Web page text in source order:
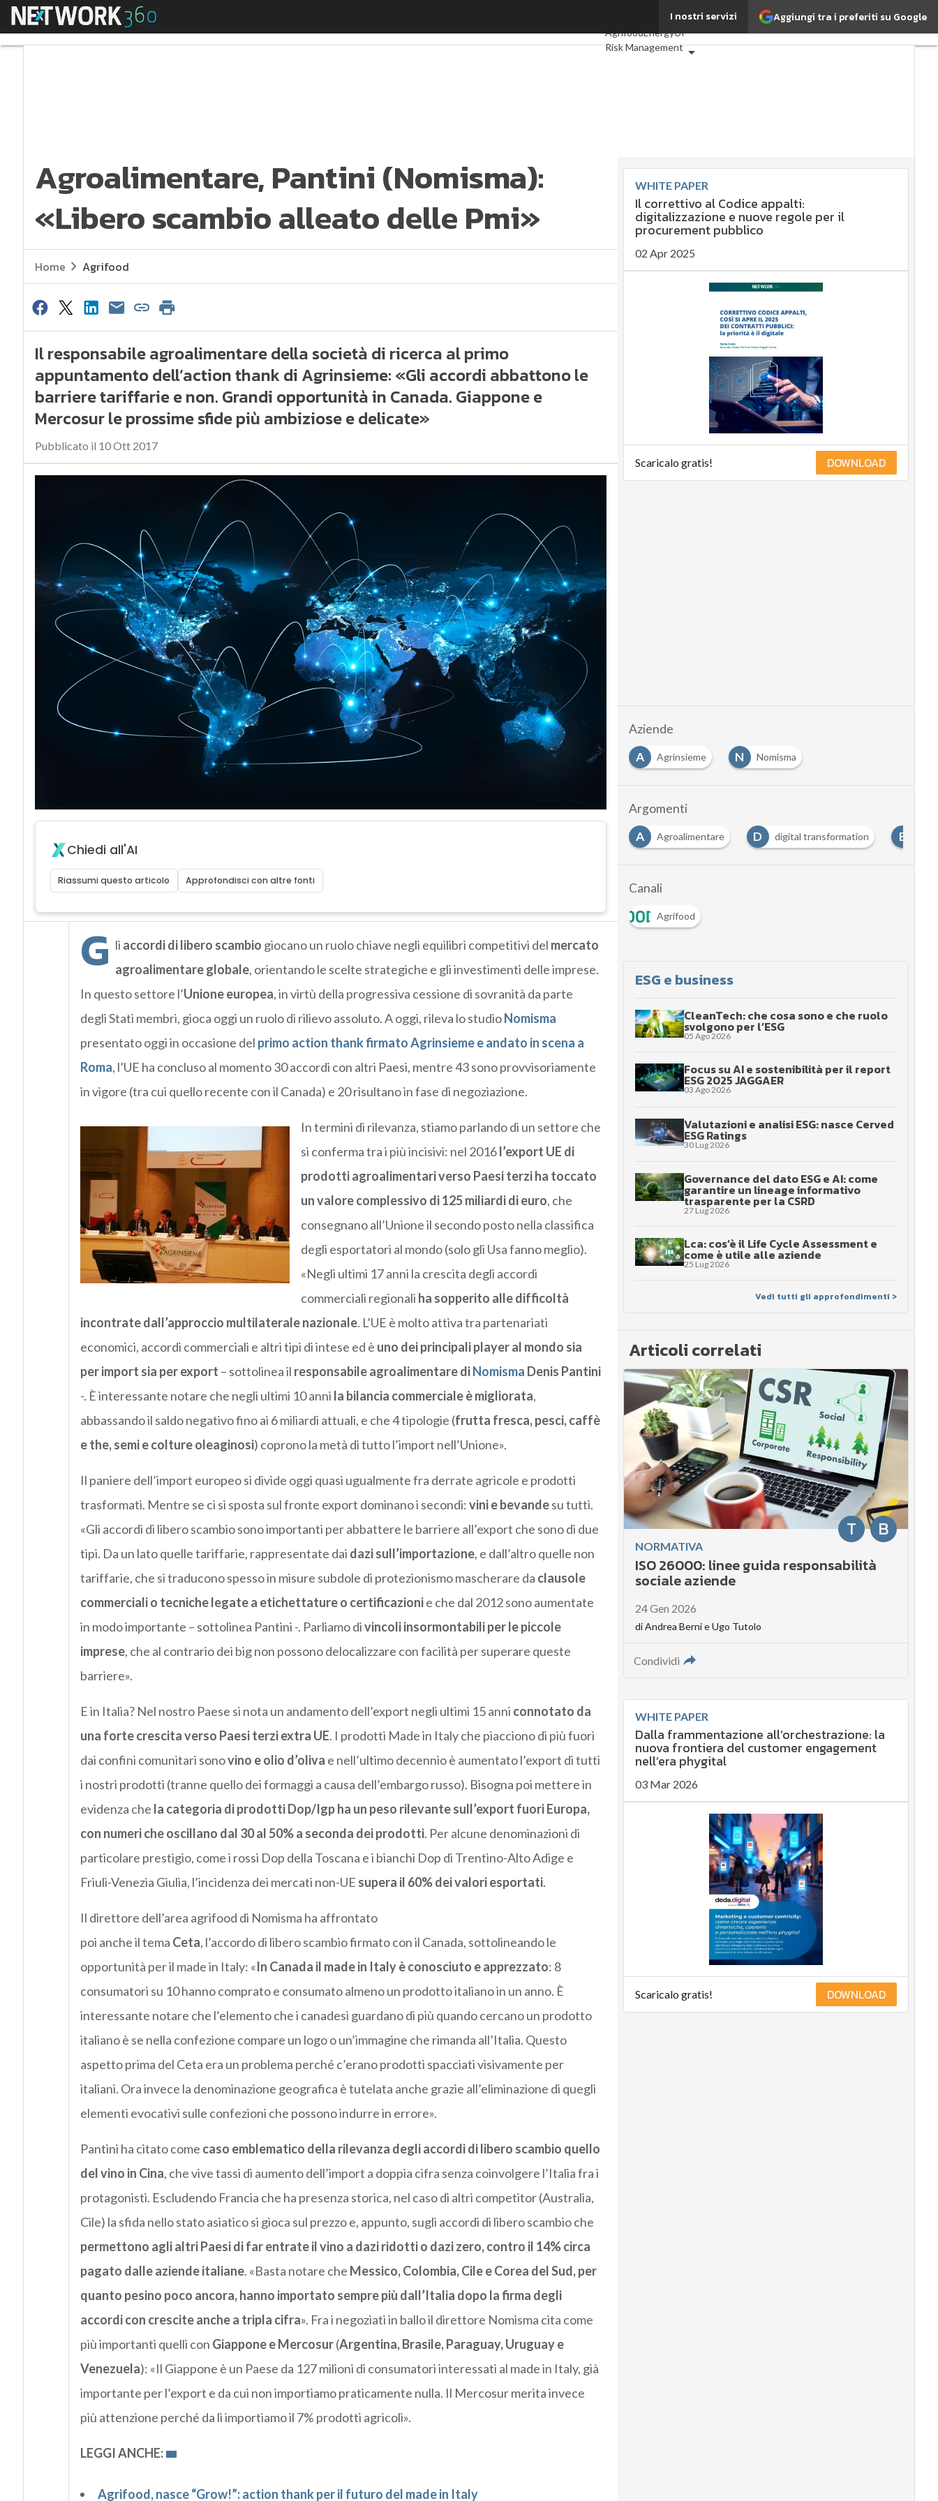
Aggiungi tra i preferiti su Google
I nostri servizi
Menu
ESG: che cos'è?
AgrifoodEnergyUP
Risk Management
Normative e Compliance
Corporate governance
Digital for ESG ESG Smart Data
Ultimi articoli
Agroalimentare, Pantini (Nomisma):
«Libero scambio alleato delle Pmi»
Home Agrifood
Il responsabile agroalimentare della società di ricerca al primo
appuntamento dell’action thank di Agrinsieme: «Gli accordi abbattono le
barriere tariffarie e non. Grandi opportunità in Canada. Giappone e
Mercosur le prossime sfide più ambiziose e delicate»
Pubblicato il 10 Ott 2017
Chiedi all'AI
Riassumi questo articolo Approfondisci con altre fonti
G li accordi di libero scambio giocano un ruolo chiave negli equilibri competitivi del mercato
agroalimentare globale, orientando le scelte strategiche e gli investimenti delle imprese.
In questo settore l’Unione europea, in virtù della progressiva cessione di sovranità da parte
degli Stati membri, gioca oggi un ruolo di rilievo assoluto. A oggi, rileva lo studioNomisma
presentato oggi in occasione del primo action thank firmato Agrinsieme e andato in scena a
Roma, l’UE ha concluso al momento 30 accordi con altri Paesi, mentre 43 sono provvisoriamente
in vigore (tra cui quello recente con il Canada) e 20 risultano in fase di negoziazione.
In termini di rilevanza, stiamo parlando di un settore che
si conferma tra i più incisivi: nel 2016l’export UE di
prodotti agroalimentari verso Paesi terzi ha toccato
un valore complessivo di 125 miliardi di euro, che
consegnano all’Unione il secondo posto nella classifica
degli esportatori al mondo (solo gli Usa fanno meglio).
«Negli ultimi 17 anni la crescita degli accordi
commerciali regionali ha sopperito alle difficoltà
incontrate dall’approccio multilaterale nazionale. L’UE è molto attiva tra partenariati
economici, accordi commerciali e altri tipi di intese ed è uno dei principali player al mondo sia
per import sia per export – sottolinea il responsabile agroalimentare diNomisma Denis Pantini
-. È interessante notare che negli ultimi 10 anni la bilancia commerciale è migliorata,
abbassando il saldo negativo fino ai 6 miliardi attuali, e che 4 tipologie (frutta fresca, pesci, caffè
e the, semi e colture oleaginosi) coprono la metà di tutto l’import nell’Unione».
Il paniere dell’import europeo si divide oggi quasi ugualmente fra derrate agricole e prodotti
trasformati. Mentre se ci si sposta sul fronte export dominano i secondi:vini e bevandesu tutti.
«Gli accordi di libero scambio sono importanti per abbattere le barriere all’export che sono di due
tipi. Da un lato quelle tariffarie, rappresentate dai dazi sull’importazione, e dall’altro quelle non
tariffarie, che si traducono spesso in misure subdole di protezionismo mascherare da clausole
commerciali o tecniche legate a etichettature o certificazionie che dal 2012 sono aumentate
in modo importante – sottolinea Pantini -. Parliamo divincoli insormontabili per le piccole
imprese, che al contrario dei big non possono delocalizzare con facilità per superare queste
barriere».
E in Italia? Nel nostro Paese si nota un andamento dell’export negli ultimi 15 anni connotato da
una forte crescita verso Paesi terzi extra UE. I prodotti Made in Italy che piacciono di più fuori
dai confini comunitari sonovino e olio d’oliva e nell’ultimo decennio è aumentato l’export di tutti
i nostri prodotti (tranne quello dei formaggi a causa dell’embargo russo). Bisogna poi mettere in
evidenza che la categoria di prodotti Dop/Igp ha un peso rilevante sull’export fuori Europa,
con numeri che oscillano dal 30 al 50% a seconda dei prodotti. Per alcune denominazioni di
particolare prestigio, come i rossi Dop della Toscana e i bianchi Dop di Trentino-Alto Adige e
Friuli-Venezia Giulia, l’incidenza dei mercati non-UE supera il 60% dei valori esportati.
Il direttore dell’area agrifood di Nomisma ha affrontato
poi anche il tema Ceta, l’accordo di libero scambio firmato con il Canada, sottolineando le
opportunità per il made in Italy: «In Canada il made in Italy è conosciuto e apprezzato: 8
consumatori su 10 hanno comprato e consumato almeno un prodotto italiano in un anno. È
interessante notare che l’elemento che i canadesi guardano di più quando cercano un prodotto
italiano è se nella confezione compare un logo o un’immagine che rimanda all’Italia. Questo
aspetto prima del Ceta era un problema perché c’erano prodotti spacciati visivamente per
italiani. Ora invece la denominazione geografica è tutelata anche grazie all’eliminazione di quegli
elementi evocativi sulle confezioni che possono indurre in errore».
Pantini ha citato come caso emblematico della rilevanza degli accordi di libero scambio quello
del vino in Cina, che vive tassi di aumento dell’import a doppia cifra senza coinvolgere l’Italia fra i
protagonisti. Escludendo Francia che ha presenza storica, nel caso di altri competitor (Australia,
Cile) la sfida nello stato asiatico si gioca sul prezzo e, appunto, sugli accordi di libero scambio che
permettono agli altri Paesi di far entrate il vino a dazi ridotti o dazi zero, contro il 14% circa
pagato dalle aziende italiane. «Basta notare che Messico, Colombia, Cile e Corea del Sud, per
quanto pesino poco ancora, hanno importato sempre più dall’Italia dopo la firma degli
accordi con crescite anche a tripla cifra». Fra i negoziati in ballo il direttore Nomisma cita come
più importanti quelli con Giappone e Mercosur(Argentina, Brasile, Paraguay, Uruguay e
Venezuela): «Il Giappone è un Paese da 127 milioni di consumatori interessati al made in Italy, già
importante per l’export e da cui non importiamo praticamente nulla. Il Mercosur merita invece
più attenzione perché da lì importiamo il 7% prodotti agricoli».
LEGGI ANCHE:
Agrifood, nasce “Grow!”: action thank per il futuro del made in Italy
WHITE PAPER
Il correttivo al Codice appalti:
digitalizzazione e nuove regole per il
procurement pubblico
02 Apr 2025
Scaricalo gratis! DOWNLOAD
Aziende
A
Agrinsieme N Nomisma
Argomenti
A Agroalimentare D digital transformation E
Canali
Agrifood
ESG e business
CleanTech: che cosa sono e che ruolo
svolgono per l’ESG
05 Ago 2026
Focus su AI e sostenibilità per il report
ESG 2025 JAGGAER
03 Ago 2026
Valutazioni e analisi ESG: nasce Cerved
ESG Ratings
30 Lug 2026
Governance del dato ESG e AI: come
garantire un lineage informativo
trasparente per la CSRD
27 Lug 2026
Lca: cos’è il Life Cycle Assessment e
come è utile alle aziende
25 Lug 2026
Vedi tutti gli approfondimenti >
Articoli correlati
B
T
NORMATIVA
ISO 26000: linee guida responsabilità
sociale aziende
24 Gen 2026
diAndrea BernieUgo Tutolo
Condividi
WHITE PAPER
Dalla frammentazione all’orchestrazione: la
nuova frontiera del customer engagement
nell’era phygital
03 Mar 2026
Scaricalo gratis! DOWNLOAD